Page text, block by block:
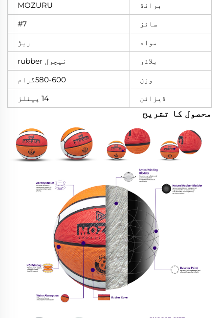
برانڈ
MOZURU
سائز
#7
مواد
ربڑ
بلاڈر
نیچرل rubber
وزن
580-600گرام
ڈیزائن
14 پینلز
محصول کا تشریح